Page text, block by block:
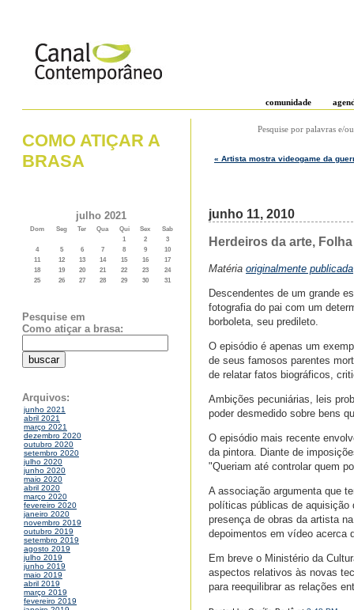
comunidade
COMO ATIÇAR A
BRASA
julho 2021
Dom Seg Ter Qua Qui Sex
Sab
1
2
3
4
5 6 7 8 9
10
11
12 13 14 15 16
17
18
19 20 21 22 23
24
25
26 27 28 29 30 31
Pesquise em
Como atiçar a brasa:
Arquivos:
junho 2021
abril 2021
março 2021
dezembro 2020
outubro 2020
setembro 2020
julho 2020
junho 2020
maio 2020
abril 2020
março 2020
fevereiro 2020
janeiro 2020
novembro 2019
outubro 2019
setembro 2019
agosto 2019
julho 2019
junho 2019
maio 2019
abril 2019
março 2019
fevereiro 2019
Pesquise por palavras e/
« Artista mostra videogame da
junho 11, 2010
Herdeiros da arte,
Matéria originalmente publicada
Descendentes de um grande
fotografia do pai com um
borboleta, seu predileto.
O episódio é apenas um
de seus famosos parentes
de relatar fatos biográficos,
Ambições pecuniárias, leis
poder desmedido sobre bens
O episódio mais recente
da pintora. Diante de
"Queriam até controlar quem
A associação argumenta que
políticas públicas de aquisição
presença de obras da artista
depoimentos em vídeo acerca
Em breve o Ministério da
aspectos relativos às novas
para reequilibrar as relações